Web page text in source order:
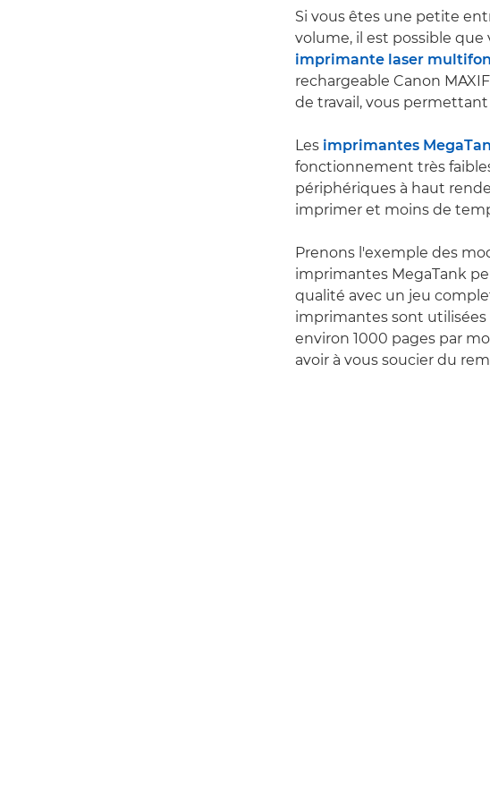
Si vous êtes une petite
volume, il est possible
imprimante laser
rechargeable Canon
de travail, vous
Les imprimantes
fonctionnement très
périphériques à haut
imprimer et moins de
Prenons l'exemple des
imprimantes MegaTank
qualité avec un jeu
imprimantes sont
environ 1000 pages par
avoir à vous soucier du